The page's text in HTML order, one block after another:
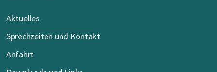
Aktuelles
Sprechzeiten und Kontakt
Anfahrt